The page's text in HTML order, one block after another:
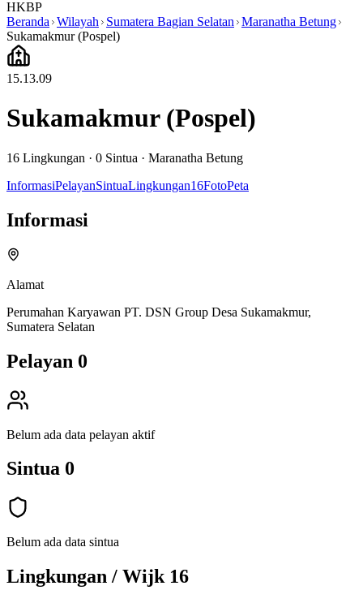
HKBP
Beranda Wilayah Sumatera Bagian Selatan Maranatha Betung
Sukamakmur (Pospel)
15.13.09
Sukamakmur (Pospel)
16 Lingkungan · 0 Sintua · Maranatha Betung
InformasiPelayanSintuaLingkungan16FotoPeta
Informasi
Alamat
Perumahan Karyawan PT. DSN Group Desa Sukamakmur,
Sumatera Selatan
Pelayan 0
Belum ada data pelayan aktif
Sintua 0
Belum ada data sintua
Lingkungan / Wijk 16